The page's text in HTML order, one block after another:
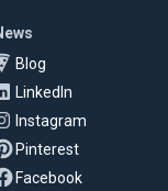
Blog
LinkedIn
Instagram
Pinterest
Facebook